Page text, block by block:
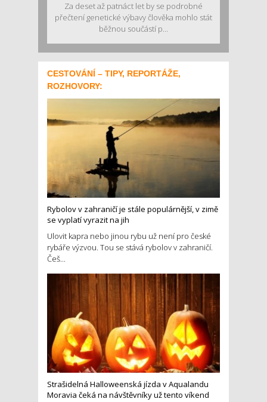
Za deset až patnáct let by se podrobné
přečtení genetické výbavy člověka mohlo stát
běžnou součástí p...
CESTOVÁNÍ – TIPY, REPORTÁŽE,
ROZHOVORY:
Rybolov v zahraničí je stále populárnější, v zimě
se vyplatí vyrazit na jih
Ulovit kapra nebo jinou rybu už není pro české
rybáře výzvou. Tou se stává rybolov v zahraničí.
Češ...
Strašidelná Halloweenská jízda v Aqualandu
Moravia čeká na návštěvníky už tento víkend